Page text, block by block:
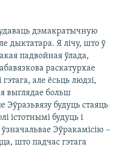
дэмакратычную
дыктатара. Я лічу, што ў
падвойная ўлада,
раскатурхае
але ёсьць людзі,
выглядае больш
будуць стаяць
істотнымі будуць і
Эўракамісію –
што падчас гэтага